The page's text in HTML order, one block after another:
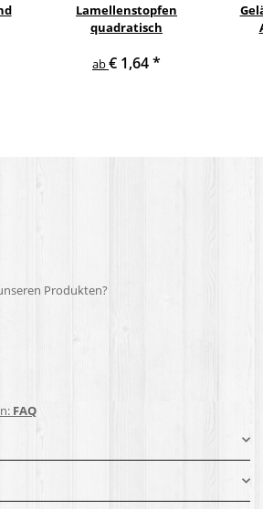
Lamellenstopfen
quadratisch
ab€ 1,64*
Produkten?
FAQ